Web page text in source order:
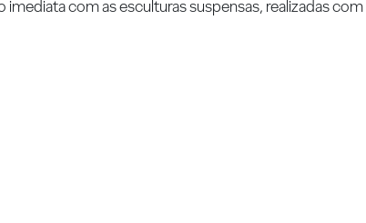
com as esculturas suspensas, realizadas